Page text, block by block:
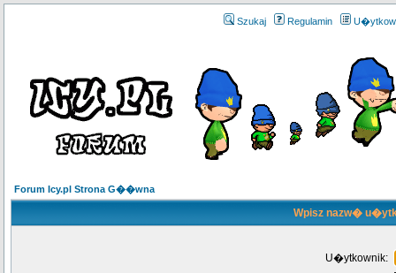
Szukaj Regulamin
Forum Icy.pl Strona G��wna
Wpisz nazw�
U�ytkownik: